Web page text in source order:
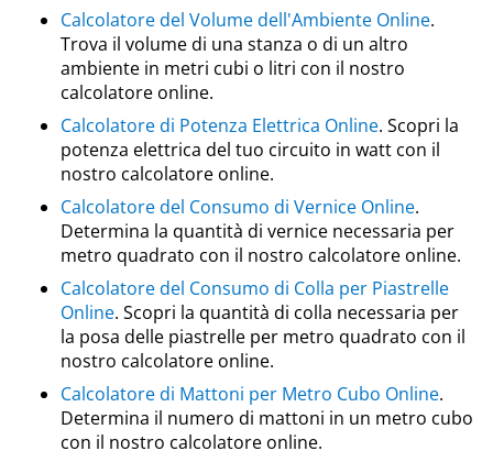
Calcolatore del Volume dell'Ambiente Online.
Trova il volume di una stanza o di un altro
ambiente in metri cubi o litri con il nostro
calcolatore online.
Calcolatore di Potenza Elettrica Online. Scopri la
potenza elettrica del tuo circuito in watt con il
nostro calcolatore online.
Calcolatore del Consumo di Vernice Online.
Determina la quantità di vernice necessaria per
metro quadrato con il nostro calcolatore online.
Calcolatore del Consumo di Colla per Piastrelle
Online. Scopri la quantità di colla necessaria per
la posa delle piastrelle per metro quadrato con il
nostro calcolatore online.
Calcolatore di Mattoni per Metro Cubo Online.
Determina il numero di mattoni in un metro cubo
con il nostro calcolatore online.